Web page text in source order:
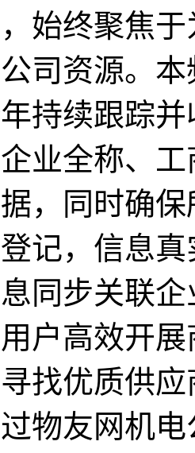
始终聚焦
司资源。
持续跟踪
业全称、
，同时确
记，信息
同步关联
户高效开
找优质供
物友网机